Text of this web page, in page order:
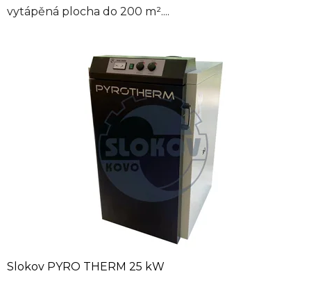
vytápěná plocha do 200 m²....
Slokov PYRO THERM 25 kW